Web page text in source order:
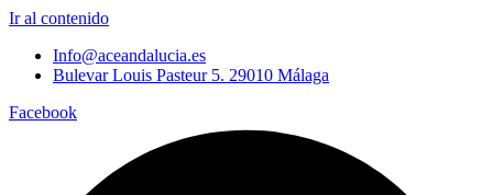
Ir al contenido
Info@aceandalucia.es
Bulevar Louis Pasteur 5. 29010 Málaga
Facebook